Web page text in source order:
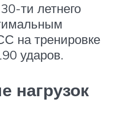
ти летнего
на тренировке
ударов.
нагрузок